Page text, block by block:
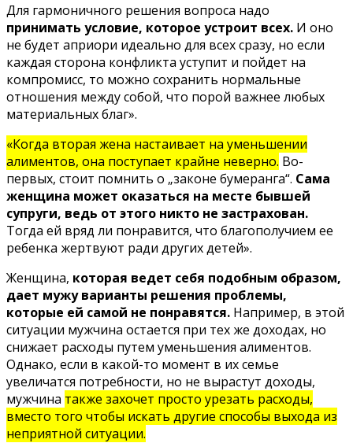
Для гармоничного решения вопроса надо
принимать условие, которое устроит всех. И оно
не будет априори идеально для всех сразу, но если
каждая сторона конфликта уступит и пойдет на
компромисс, то можно сохранить нормальные
отношения между собой, что порой важнее любых
материальных благ».
«Когда вторая жена настаивает на уменьшении
алиментов, она поступает крайне неверно. Во-
первых, стоит помнить о „законе бумеранга“. Сама
женщина может оказаться на месте бывшей
супруги, ведь от этого никто не застрахован.
Тогда ей вряд ли понравится, что благополучием ее
ребенка жертвуют ради других детей».
Женщина, которая ведет себя подобным образом,
дает мужу варианты решения проблемы,
которые ей самой не понравятся. Например, в этой
ситуации мужчина остается при тех же доходах, но
снижает расходы путем уменьшения алиментов.
Однако, если в какой-то момент в их семье
увеличатся потребности, но не вырастут доходы,
мужчина также захочет просто урезать расходы,
вместо того чтобы искать другие способы выхода из
неприятной ситуации.